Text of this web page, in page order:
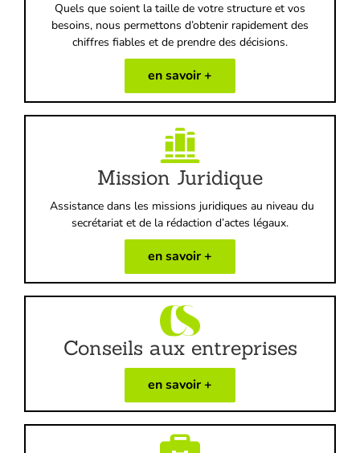
Quels que soient la taille de votre structure et vos
besoins, nous permettons d’obtenir rapidement des
chiffres fiables et de prendre des décisions.
en savoir +
Mission Juridique
Assistance dans les missions juridiques au niveau du
secrétariat et de la rédaction d’actes légaux.
en savoir +
Conseils aux entreprises
en savoir +